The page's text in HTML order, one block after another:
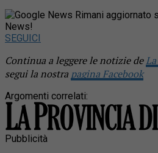
Rimani aggiornato
News!
SEGUICI
Continua a leggere le notizie de
segui la nostra pagina Facebook
Argomenti correlati:
Pubblicità